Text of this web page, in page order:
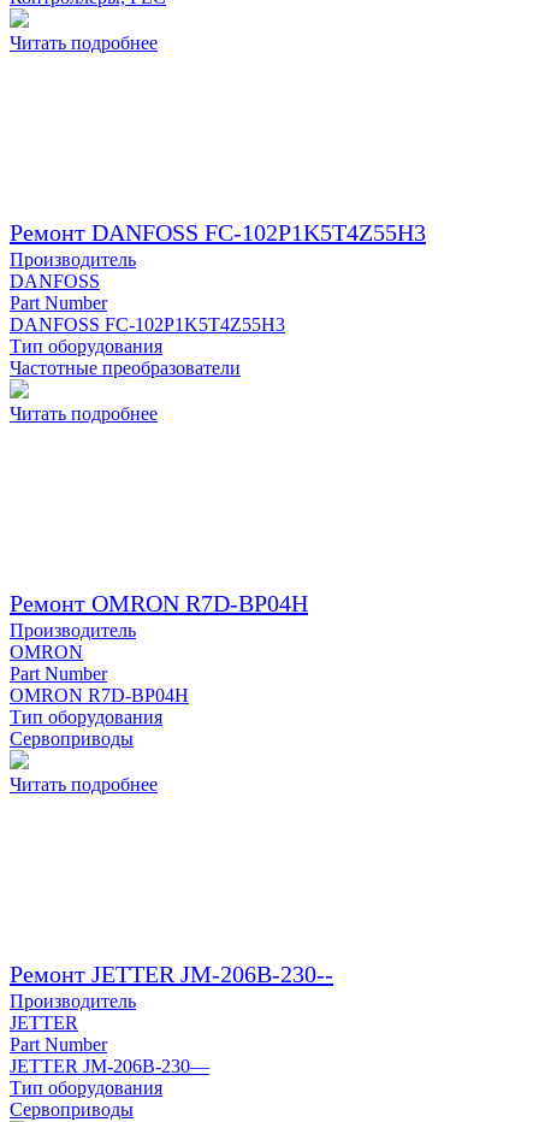
Читать подробнее
Ремонт DANFOSS FC-102P1K5T4Z55H3
Производитель
DANFOSS
Part Number
DANFOSS FC-102P1K5T4Z55H3
Тип оборудования
Частотные преобразователи
Читать подробнее
Ремонт OMRON R7D-BP04H
Производитель
OMRON
Part Number
OMRON R7D-BP04H
Тип оборудования
Сервоприводы
Читать подробнее
Ремонт JETTER JM-206B-230--
Производитель
JETTER
Part Number
JETTER JM-206B-230—
Тип оборудования
Сервоприводы